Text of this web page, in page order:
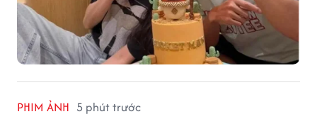
PHIM ẢNH 5 phút trước